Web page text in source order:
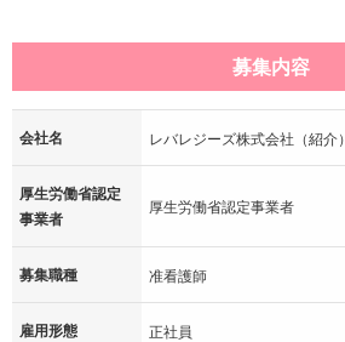
募集内容
会社名 レバレジーズ株式会社（紹介）
厚生労働省認定
事業者
厚生労働省認定事業者
募集職種 准看護師
雇用形態 正社員